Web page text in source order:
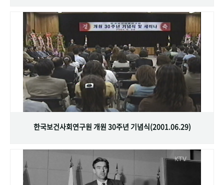
한국보건사회연구원 개원 30주년 기념식(2001.06.29)